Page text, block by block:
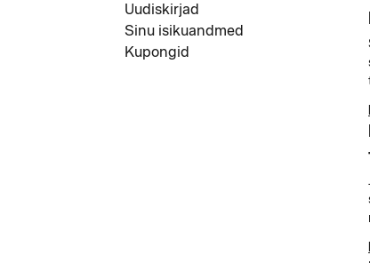
Uudiskirjad
Sinu isikuandmed
Kupongid